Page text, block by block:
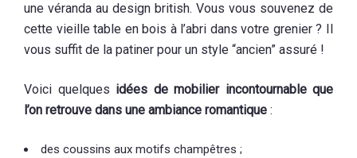
une véranda au design british. Vous vous souvenez de
cette vieille table en bois à l’abri dans votre grenier ? Il
vous suffit de la patiner pour un style “ancien” assuré !
Voici quelques idées de mobilier incontournable que
l’on retrouve dans une ambiance romantique :
des coussins aux motifs champêtres ;